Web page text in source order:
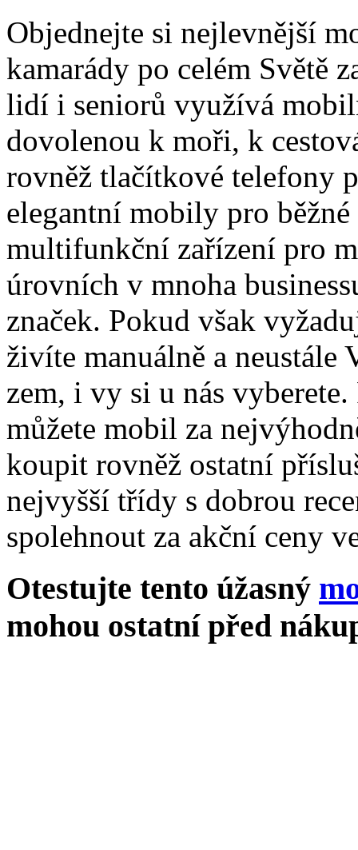
Objednejte si nejlevnější
kamarády po celém Světě
lidí i seniorů využívá
dovolenou k moři, k
rovněž tlačítkové telefony
elegantní mobily pro
multifunkční zařízení pro
úrovních v mnoha
značek. Pokud však
živíte manuálně a neustále
zem, i vy si u nás
můžete mobil za
koupit rovněž ostatní
nejvyšší třídy s dobrou
spolehnout za akční ceny
Otestujte tento úžasný
mohou ostatní před